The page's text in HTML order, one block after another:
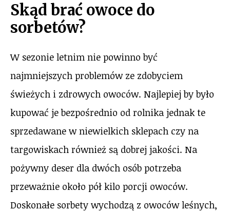
Skąd brać owoce do
sorbetów?
W sezonie letnim nie powinno być
najmniejszych problemów ze zdobyciem
świeżych i zdrowych owoców. Najlepiej by było
kupować je bezpośrednio od rolnika jednak te
sprzedawane w niewielkich sklepach czy na
targowiskach również są dobrej jakości. Na
pożywny deser dla dwóch osób potrzeba
przeważnie około pół kilo porcji owoców.
Doskonałe sorbety wychodzą z owoców leśnych,